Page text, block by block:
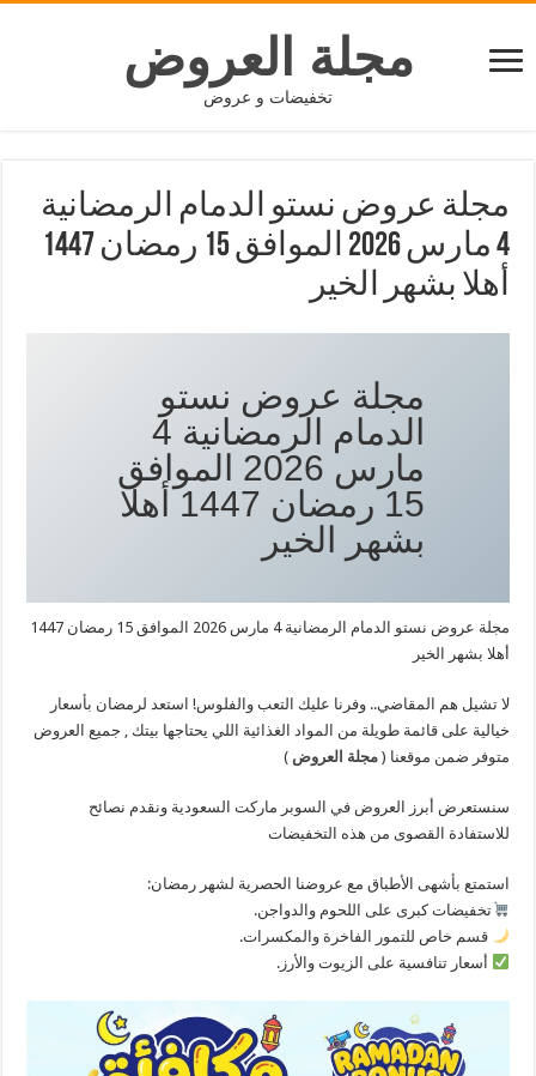
مجلة العروض
تخفيضات و عروض
مجلة عروض نستو الدمام الرمضانية
4 مارس 2026 الموافق 15 رمضان 1447
أهلا بشهر الخير
مجلة عروض نستو
الدمام الرمضانية 4
مارس 2026 الموافق
15 رمضان 1447 أهلا
بشهر الخير
مجلة عروض نستو الدمام الرمضانية 4 مارس 2026 الموافق 15 رمضان 1447
أهلا بشهر الخير
​لا تشيل هم المقاضي.. وفرنا عليك التعب والفلوس! استعد لرمضان بأسعار
خيالية على قائمة طويلة من المواد الغذائية اللي يحتاجها بيتك , جميع العروض
متوفر ضمن موقعنا (مجلة العروض )
سنستعرض أبرز العروض في السوبر ماركت السعودية ونقدم نصائح
للاستفادة القصوى من هذه التخفيضات
استمتع بأشهى الأطباق مع عروضنا الحصرية لشهر رمضان:
تخفيضات كبرى على اللحوم والدواجن.
قسم خاص للتمور الفاخرة والمكسرات.
أسعار تنافسية على الزيوت والأرز.